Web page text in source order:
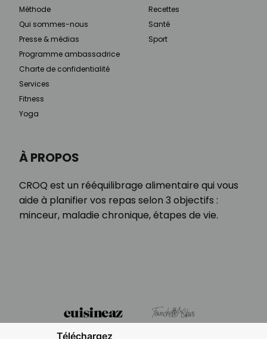
À PROPOS
CROQ est un rééquilibrage alimentaire qui vous
aide à planifier vos repas selon 3 objectifs :
minceur, maladie chronique, étapes de vie.
Méthode
Qui sommes-nous
Presse & médias
Programme ambassadrice
Charte de confidentialité
Services
Fitness
Yoga
Recettes
Santé
Sport
Téléchargez